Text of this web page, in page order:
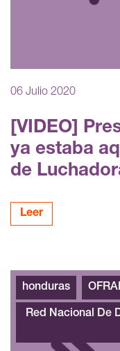
06 Julio 2020
[VIDEO]
ya estaba
de
Leer
honduras
Red Nacional De